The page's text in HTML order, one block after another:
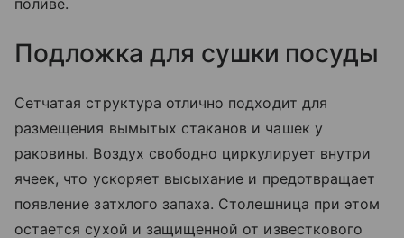
поливе.
Подложка для сушки посуды
Сетчатая структура отлично подходит для
размещения вымытых стаканов и чашек у
раковины. Воздух свободно циркулирует внутри
ячеек, что ускоряет высыхание и предотвращает
появление затхлого запаха. Столешница при этом
остается сухой и защищенной от известкового